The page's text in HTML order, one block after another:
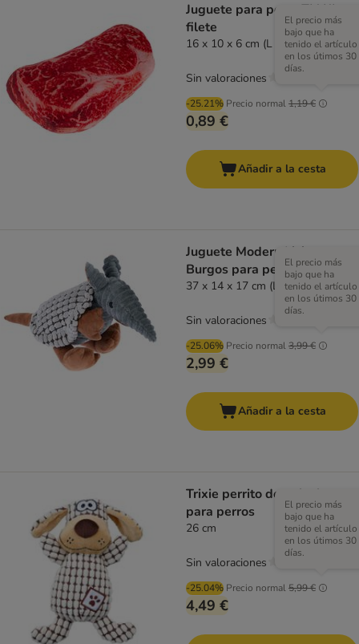
Juguete para perro TIAKI
filete
16 x 10 x 6 cm (L x An x Al)
-25.21% Precio normal1,19 €
El precio más
bajo que ha
tenido el artículo
en los útimos 30
días.
0,89 €
Sin valoraciones
Añadir a la cesta
Juguete Modern Living
Burgos para perros
37 x 14 x 17 cm (L x An x Al)
-25.06% Precio normal3,99 €
El precio más
bajo que ha
tenido el artículo
en los útimos 30
días.
2,99 €
Sin valoraciones
Añadir a la cesta
Trixie perrito de peluche
para perros
26 cm
-25.04% Precio normal5,99 €
El precio más
bajo que ha
tenido el artículo
en los útimos 30
días.
4,49 €
Sin valoraciones